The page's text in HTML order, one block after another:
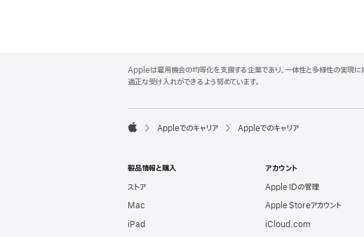
p
p
e
o
e
Appleは雇用機会の均等化を支援する企業であり、一体性と多様性の実現に
適正な受け入れができるよう努めています。

p
l
e
Appleでのキャリア Appleでのキャリア
製品情報と購入
ストア
Mac
iPad
アカウント
Apple IDの管理
Apple Storeアカウント
iCloud.com